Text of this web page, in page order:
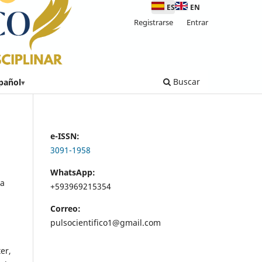
▾ Buscar
ES EN
Registrarse Entrar
e-ISSN:
3091-1958
WhatsApp:
+593969215354
Correo:
pulsocientifico1@gmail.com